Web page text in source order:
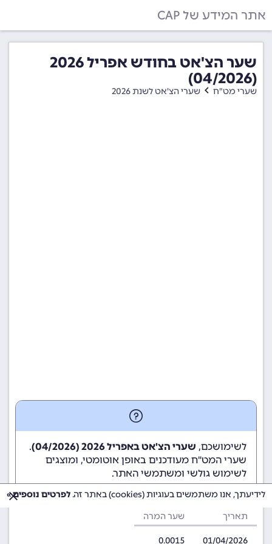
אתר המידע של CAP
שער הצ'אט בחודש אפריל 2026
(04/2026)
שערי מט"ח שערי הצ'אט לשנת 2026
לשימושכם, שערי הצ'אט באפריל 2026 (04/2026)
.
שערי המט"ח מעודכנים באופן אוטומטי, ומוצגים
לשימוש גולשי ומשתמשי האתר.
תאריך שער המרה
01/04/2026
0.0015
לידיעתך, אנו משתמשים בעוגיות (cookies) באתר זה. לפרטים נוספים »